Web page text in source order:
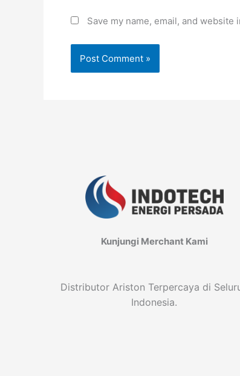
Save my name, email, and
Kunjungi Merchant Kami
Distributor Ariston Terpercaya di
Indonesia.